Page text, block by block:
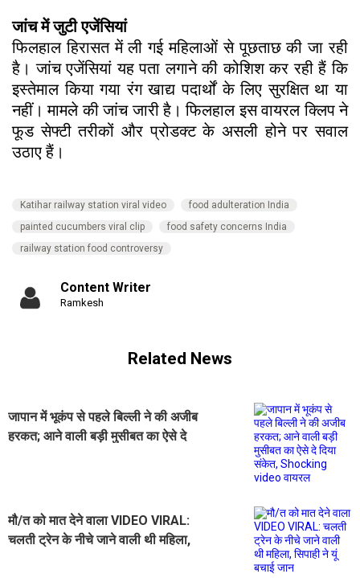
जांच में जुटी एजेंसियां
फिलहाल हिरासत में ली गई महिलाओं से पूछताछ की जा रही
है। जांच एजेंसियां यह पता लगाने की कोशिश कर रही हैं कि
इस्तेमाल किया गया रंग खाद्य पदार्थों के लिए सुरक्षित था या
नहीं। मामले की जांच जारी है। फिलहाल इस वायरल क्लिप ने
फूड सेफ्टी तरीकों और प्रोडक्ट के असली होने पर सवाल
उठाए हैं।
Katihar railway station viral video
food adulteration India
painted cucumbers viral clip
food safety concerns India
railway station food controversy
Content Writer
Ramkesh
Related News
जापान में भूकंप से पहले बिल्ली ने की अजीब
हरकत; आने वाली बड़ी मुसीबत का ऐसे दे
मौ/त को मात देने वाला VIDEO VIRAL:
चलती ट्रेन के नीचे जाने वाली थी महिला,